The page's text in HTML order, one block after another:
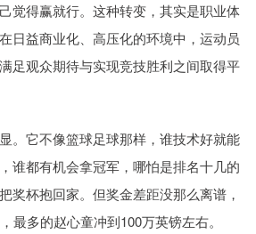
觉得赢就行。这种转变，其实是职业体
日益商业化、高压化的环境中，运动员
足观众期待与实现竞技胜利之间取得平
。它不像篮球足球那样，谁技术好就能
谁都有机会拿冠军，哪怕是排名十几的
奖杯抱回家。但奖金差距没那么离谱，
最多的赵心童冲到100万英镑左右。